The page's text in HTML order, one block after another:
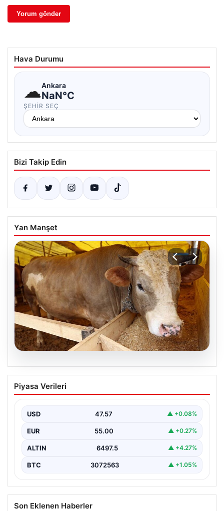
Hava Durumu
☁Ankara
NaN°C
ŞEHIR SEÇ
Bizi Takip Edin
Yan Manşet
Kurbanlık fiyatları il il sorgulama ekranı
2026: Büyükbaş ve küçükbaş canlı kilo
ve tüm illerin kurbanlık fiyatları
Piyasa Verileri
USD 47.57 ▲ +0.08%
EUR 55.00 ▲ +0.27%
ALTIN 6497.5 ▲ +4.27%
BTC 3072563 ▲ +1.05%
Son Eklenen Haberler